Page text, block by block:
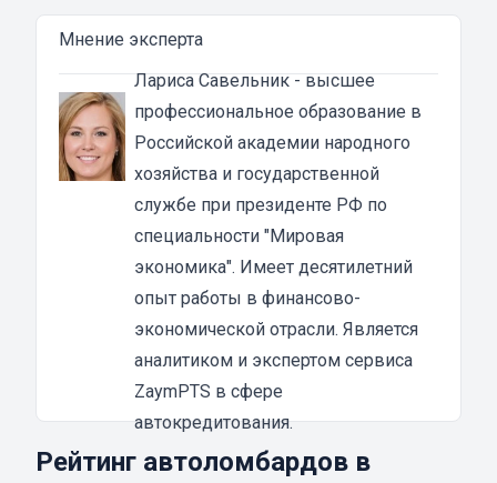
Автоломбард представляет собой кредитное
учреждение, которое выдает денежные
ссуды под залог паспорта ТС или самого
автомобиля. В роли актива в таком
ломбарде выступает машина. Сумма
автозайма зависит от марки, модели и
возраста автотранспорта. В каждом случае
она устанавливается индивидуально после
осмотра машины оценщиком и зависит от
вида кредита:
под залог ПТС {{ toponym_name }}– от 70 до
80% от рыночной стоимости машины;
под залог автомобиля– до 90% от стоимости
транспортного средства.
Если вы решили воспользоваться услугой
Мнение эксперта
Лариса Савельник- высшее
профессиональное образование в
Российской академии народного
хозяйства и государственной
службе при президенте РФ по
специальности "Мировая
экономика". Имеет десятилетний
опыт работы в финансово-
экономической отрасли. Является
аналитиком и экспертом сервиса
ZaymPTS в сфере
автокредитования.
Рейтинг автоломбардов в